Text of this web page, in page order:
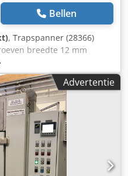
Bellen
, Trapspanner (28366)
breedte 12 mm
Chedpfxsln Ulao Ab
Advertentie